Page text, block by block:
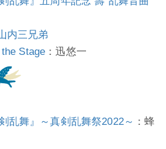
内三兄弟
Stage ：迅悠一
乱舞』～真剣乱舞祭2022～ ：蜂